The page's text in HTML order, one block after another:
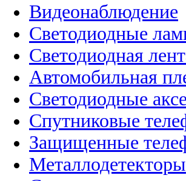
Видеонаблюдение
Светодиодные
Светодиодная
Автомобильная
Светодиодные
Спутниковые
Защищенные
Металлодетекторы